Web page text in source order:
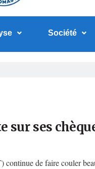
Société
sur ses
de faire couler